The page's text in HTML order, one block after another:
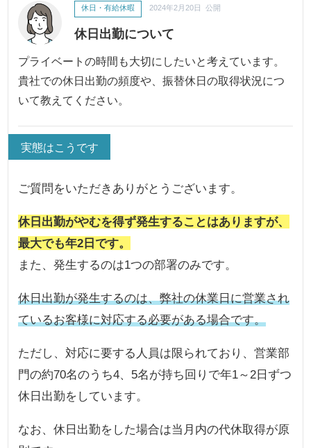
休日出勤について
休日・有給休暇 2024年2月20日 公開
プライベートの時間も大切にしたいと考えています。
貴社での休日出勤の頻度や、振替休日の取得状況につ
いて教えてください。
実態はこうです
ご質問をいただきありがとうございます。
休日出勤がやむを得ず発生することはありますが、
最大でも年2日です。
また、発生するのは1つの部署のみです。
休日出勤が発生するのは、弊社の休業日に営業され
ているお客様に対応する必要がある場合です。
ただし、対応に要する人員は限られており、営業部
門の約70名のうち4、5名が持ち回りで年1～2日ずつ
休日出勤をしています。
なお、休日出勤をした場合は当月内の代休取得が原